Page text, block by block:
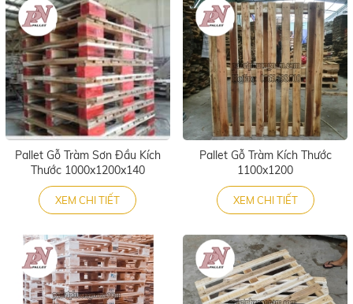
Pallet Gỗ Tràm Sơn Đầu Kích
Thước 1000x1200x140
XEM CHI TIẾT
Pallet Gỗ Tràm Kích Thước
1100x1200
XEM CHI TIẾT